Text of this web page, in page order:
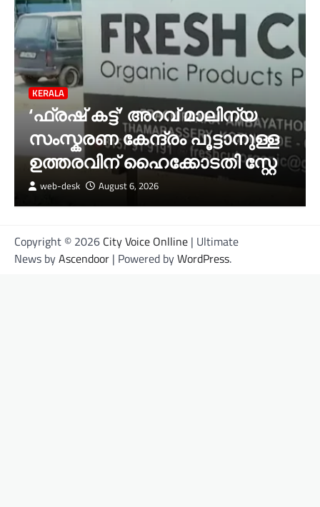
KERALA
‘ഫ്രഷ് കട്ട്’ അറവ് മാലിന്യ
സംസ്കരണ കേന്ദ്രം പൂട്ടാനുള്ള
ഉത്തരവിന് ഹൈക്കോടതി സ്റ്റേ
web-desk August 6, 2026
Copyright © 2026 City Voice Onlline | Ultimate
News byAscendoor | Powered byWordPress.